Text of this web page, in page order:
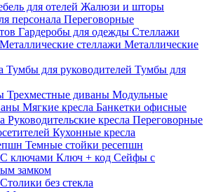
для отелей Жалюзи и шторы
персонала Переговорные
Гардеробы для одежды Стеллажи
Металлические стеллажи Металлические
Тумбы для руководителей Тумбы для
Трехместные диваны Модульные
Мягкие кресла Банкетки офисные
Руководительские кресла Переговорные
Кухонные кресла
Темные стойки ресепшн
С ключами Ключ + код Сейфы с
замком
Столики без стекла